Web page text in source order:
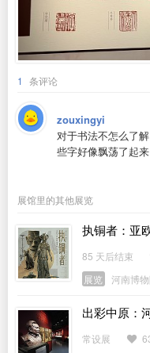
1 条评论
zouxingyi
对于书法不怎么了
些字好像飘荡了起来
展馆里的其他展览
执铜者：亚
85 天后结束
展览
河南博
出彩中原：
常设展